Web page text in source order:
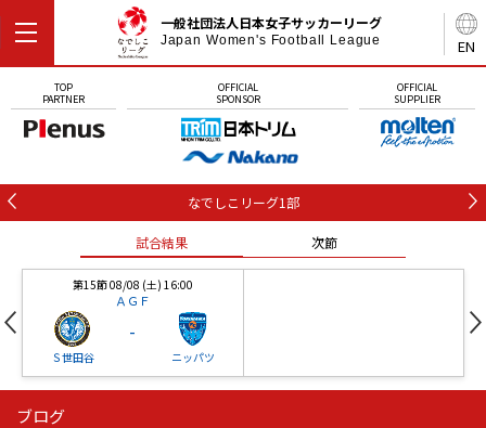
EN
一般社団法人日本女子サッカーリーグ
Japan Women's Football League
TOP
PARTNER
OFFICIAL
SPONSOR
OFFICIAL
SUPPLIER
なでしこリーグ1部
試合結果 次節
第15節 08/08 (土) 16:00
ＡＧＦ
Ｓ世田谷
-
ニッパツ
ブログ